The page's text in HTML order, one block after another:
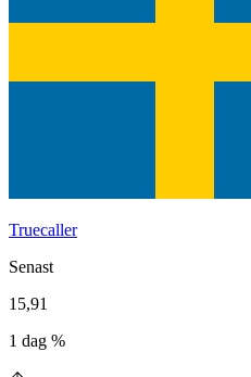
Truecaller
Senast
15,91
1 dag %